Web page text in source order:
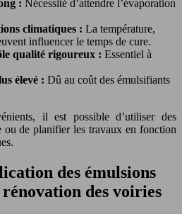
: Nécessité d’attendre l’évaporation
climatiques : La température,
influencer le temps de cure.
qualité rigoureux : Essentiel à
élevé : Dû au coût des émulsifiants
il est possible d’utiliser des
ou de planifier les travaux en fonction
des émulsions
des voiries